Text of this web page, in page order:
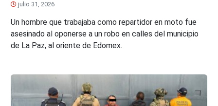
julio 31, 2026
Un hombre que trabajaba como repartidor en moto fue
asesinado al oponerse a un robo en calles del municipio
de La Paz, al oriente de Edomex.